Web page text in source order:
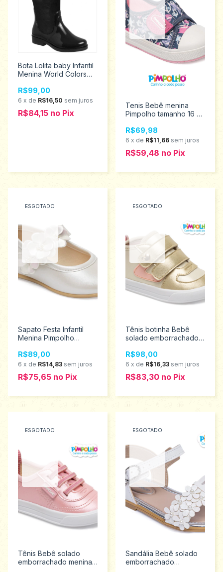
Bota Lolita baby Infantil
Menina World Colors
061.009.0992
R$99,00
6 x de R$16,50 sem juros
R$84,15 no Pix
Tenis Bebê menina
Pimpolho tamanho 16 ao
R$69,98
6 x de R$11,66 sem juros
R$59,48 no Pix
ESGOTADO
Sapato Festa Infantil
Menina Pimpolho
120444
R$89,00
6 x de R$14,83 sem juros
R$75,65 no Pix
ESGOTADO
Tênis botinha Bebê
solado emborrachado
tamanho 18 ao 21
0120485
R$98,00
6 x de R$16,33 sem juros
R$83,30 no Pix
ESGOTADO
Tênis Bebê solado
emborrachado menina
ESGOTADO
Sandália Bebê solado
emborrachado